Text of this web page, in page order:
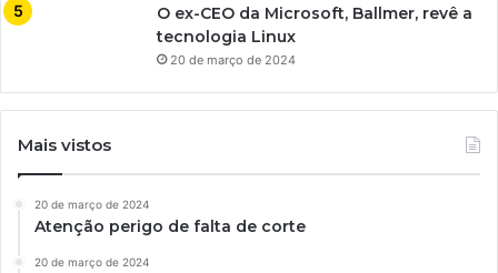
O ex-CEO da Microsoft, Ballmer, revê a
tecnologia Linux
20 de março de 2024
Mais vistos
20 de março de 2024
Atenção perigo de falta de corte
20 de março de 2024